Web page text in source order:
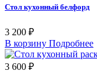
Стол кухонный белфорд
3 200 ₽
В корзину Подробнее
3 600 ₽